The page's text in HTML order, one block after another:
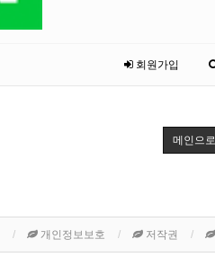
회원가입
메인으로
개인정보보호 저작권